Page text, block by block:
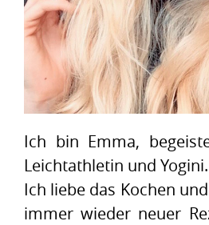
Ich bin Emma,
Leichtathletin und Yogini.
Ich liebe das Kochen
immer wieder neuer